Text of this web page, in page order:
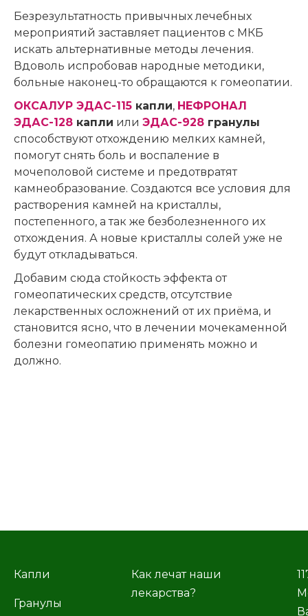
Безрезультатность привычных лечебных
мероприятий заставляет пациентов с МКБ
искать альтернативные методы лечения.
Вдоволь испробовав народные методики,
больные наконец-то обращаются к гомеопатии.
ОКСАЛУР ЭДАС-115 капли, НЕФРОНАЛ
ЭДАС-128 капли или ЭДАС-928 гранулы
способствуют отхождению мелких камней,
помогут снять боль и воспаление в
мочеполовой системе и предотвратят
камнеобразование. Создаются все условия для
растворения камней на кристаллы,
постепенного, а так же безболезненного их
отхождения. А новые кристаллы солей уже не
будут откладываться.
Добавим сюда стойкость эффекта от
гомеопатических средств, отсутствие
лекарственных осложнений от их приёма, и
становится ясно, что в лечении мочекаменной
болезни гомеопатию применять можно и
должно.
Капли
Гранулы
Как лечат наши
лекарства?